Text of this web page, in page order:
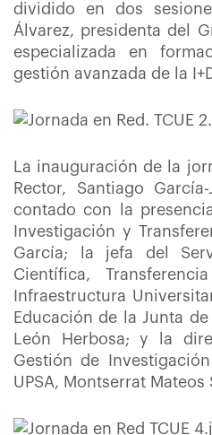
dividido en dos
Álvarez, presidenta del
especializada en
gestión avanzada de la
La inauguración de la
Rector, Santiago
contado con la
Investigación y
García; la jefa del
Científica,
Infraestructura
Educación de la Junta
León Herbosa; y la
Gestión de
UPSA, Montserrat Mateos